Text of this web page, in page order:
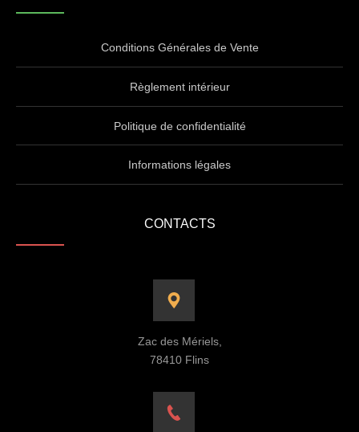
Conditions Générales de Vente
Règlement intérieur
Politique de confidentialité
Informations légales
CONTACTS
Zac des Mériels,
78410 Flins